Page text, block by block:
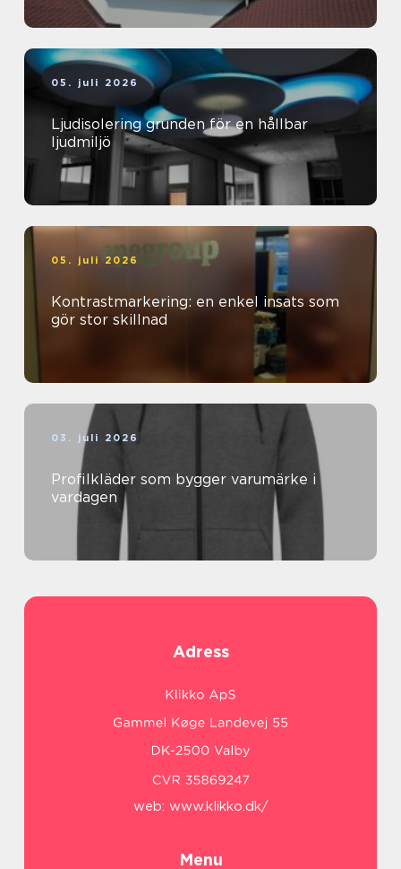
05. juli 2026
Ljudisolering grunden för en hållbar
ljudmiljö
05. juli 2026
Kontrastmarkering: en enkel insats som
gör stor skillnad
03. juli 2026
Profilkläder som bygger varumärke i
vardagen
Adress
web: www.klikko.dk/
Menu